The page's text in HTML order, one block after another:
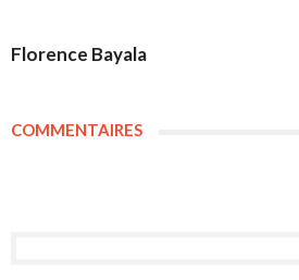
Florence Bayala
COMMENTAIRES